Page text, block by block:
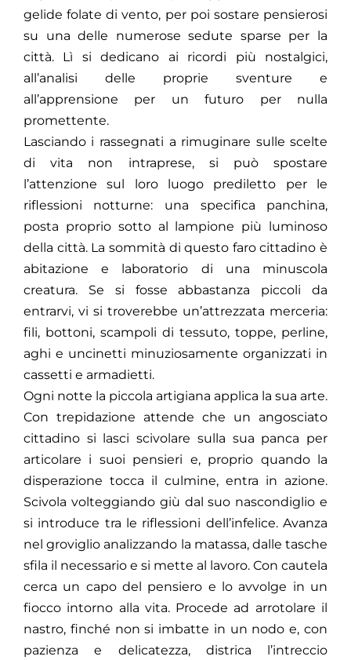
gelide folate di vento, per poi sostare pensierosi
su una delle numerose sedute sparse per la
città. Lì si dedicano ai ricordi più nostalgici,
all’analisi delle proprie sventure e
all’apprensione per un futuro per nulla
promettente.
Lasciando i rassegnati a rimuginare sulle scelte
di vita non intraprese, si può spostare
l’attenzione sul loro luogo prediletto per le
riflessioni notturne: una specifica panchina,
posta proprio sotto al lampione più luminoso
della città. La sommità di questo faro cittadino è
abitazione e laboratorio di una minuscola
creatura. Se si fosse abbastanza piccoli da
entrarvi, vi si troverebbe un’attrezzata merceria:
fili, bottoni, scampoli di tessuto, toppe, perline,
aghi e uncinetti minuziosamente organizzati in
cassetti e armadietti.
Ogni notte la piccola artigiana applica la sua arte.
Con trepidazione attende che un angosciato
cittadino si lasci scivolare sulla sua panca per
articolare i suoi pensieri e, proprio quando la
disperazione tocca il culmine, entra in azione.
Scivola volteggiando giù dal suo nascondiglio e
si introduce tra le riflessioni dell’infelice. Avanza
nel groviglio analizzando la matassa, dalle tasche
sfila il necessario e si mette al lavoro. Con cautela
cerca un capo del pensiero e lo avvolge in un
fiocco intorno alla vita. Procede ad arrotolare il
nastro, finché non si imbatte in un nodo e, con
pazienza e delicatezza, districa l’intreccio